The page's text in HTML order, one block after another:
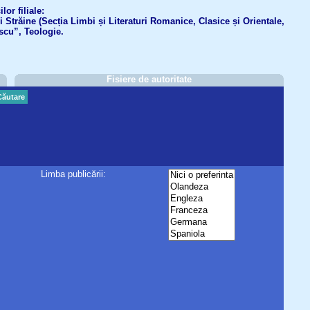
filiale:
(Secția Limbi și Literaturi Romanice, Clasice și Orientale,
Teologie.
Fisiere de autoritate
Limba publicării: